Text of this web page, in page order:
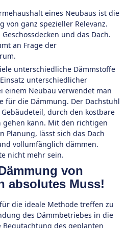
eines Neubaus ist die
von ganz spezieller Relevanz.
und das Dach.
an Frage der
unterschiedliche Dämmstoffe
unterschiedlicher
einem Neubau verwendet man
für die Dämmung. Der Dachstuhl
durch den kostbare
gehen kann. Mit den richtigen
lässt sich das Dach
vollumfänglich dämmen.
nicht mehr sein.
von
absolutes Muss!
die ideale Methode treffen zu
des Dämmbetriebes in die
des geplanten